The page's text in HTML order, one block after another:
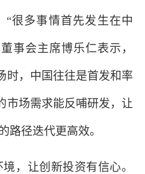
“很多事情首先发生在中
事会主席博乐仁表示，
时，中国往往是首发和率
市场需求能反哺研发，让
路径迭代更高效。
，让创新投资有信心。